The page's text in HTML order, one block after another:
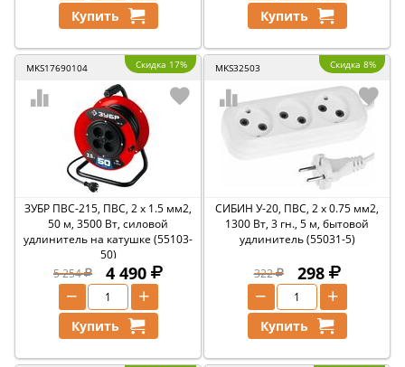
Купить Купить
MKS17690104 Скидка 17%
ЗУБР ПВС-215, ПВС, 2 х 1.5 мм2,
50 м, 3500 Вт, силовой
удлинитель на катушке (55103-
50)
5 254
4 490
+
−
Купить
MKS32503 Скидка 8%
СИБИН У-20, ПВС, 2 х 0.75 мм2,
1300 Вт, 3 гн., 5 м, бытовой
удлинитель (55031-5)
322 298
+
−
Купить